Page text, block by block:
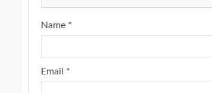
Name *
Email *